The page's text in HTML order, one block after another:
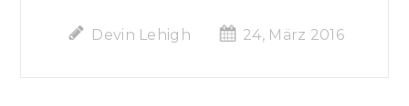
Devin Lehigh 24, März 2016